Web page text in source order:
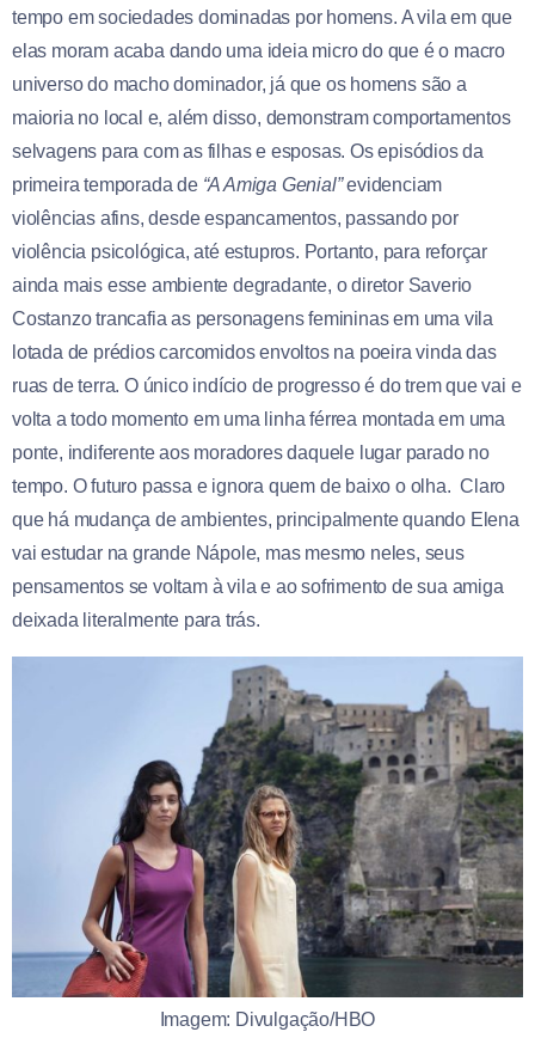
tempo em sociedades dominadas por homens. A vila em que
elas moram acaba dando uma ideia micro do que é o macro
universo do macho dominador, já que os homens são a
maioria no local e, além disso, demonstram comportamentos
selvagens para com as filhas e esposas. Os episódios da
primeira temporada de “A Amiga Genial”evidenciam
violências afins, desde espancamentos, passando por
violência psicológica, até estupros. Portanto, para reforçar
ainda mais esse ambiente degradante, o diretor Saverio
Costanzo trancafia as personagens femininas em uma vila
lotada de prédios carcomidos envoltos na poeira vinda das
ruas de terra. O único indício de progresso é do trem que vai e
volta a todo momento em uma linha férrea montada em uma
ponte, indiferente aos moradores daquele lugar parado no
tempo. O futuro passa e ignora quem de baixo o olha. Claro
que há mudança de ambientes, principalmente quando Elena
vai estudar na grande Nápole, mas mesmo neles, seus
pensamentos se voltam à vila e ao sofrimento de sua amiga
deixada literalmente para trás.
Imagem: Divulgação/HBO